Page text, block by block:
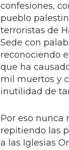
confesiones,
pueblo
terroristas de
Sede con
reconociendo
que ha
mil muertos y
inutilidad de
Por eso nunca
repitiendo las
a las Iglesias